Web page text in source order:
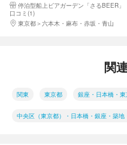
場チケット
停泊型船上ビアガーデン「さるBEER」
口コミ(1)
東京都
六本木・麻布・赤坂・青山
関
関東 東京都 銀座・日本橋・
中央区（東京都）・日本橋・銀座・築地